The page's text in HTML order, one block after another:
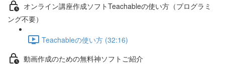
オンライン講座作成ソフトTeachableの使い方（プログラミ
ング不要）
Teachableの使い方 (32:16)
動画作成のための無料神ソフトご紹介